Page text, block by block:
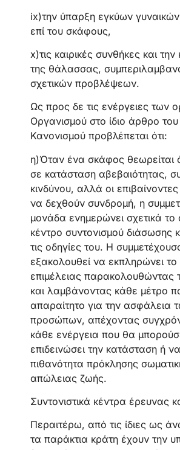
ix)την ύπαρξη εγκύων
επί του σκάφους,
x)τις καιρικές συνθήκες και
της θάλασσας,
σχετικών προβλέψεων.
Ως προς δε τις ενέργειες των
Οργανισμού στο ίδιο άρθρο του
Κανονισμού προβλέπεται ότι:
η)Όταν ένα σκάφος θεωρείται
σε κατάσταση αβεβαιότητας,
κινδύνου, αλλά οι
να δεχθούν συνδρομή, η
μονάδα ενημερώνει σχετικά το
κέντρο συντονισμού διάσωσης
τις οδηγίες του. Η
εξακολουθεί να εκπληρώνει
επιμέλειας παρακολουθώντας
και λαμβάνοντας κάθε μέτρο
απαραίτητο για την ασφάλεια
προσώπων, απέχοντας
κάθε ενέργεια που θα
επιδεινώσει την κατάσταση ή
πιθανότητα πρόκλησης
απώλειας ζωής.
Συντονιστικά κέντρα έρευνας
Περαιτέρω, από τις ίδιες ως
τα παράκτια κράτη έχουν την